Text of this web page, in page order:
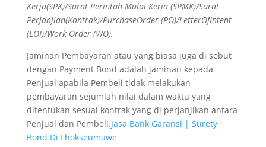
Kerja(SPK)/Surat Perintah Mulai Kerja (SPMK)/Surat
Perjanjian(Kontrak)/PurchaseOrder (PO)/LetterOfIntent
(LOI)/Work Order (WO).
Jaminan Pembayaran atau yang biasa juga di sebut
dengan Payment Bond adalah jaminan kepada
Penjual apabila Pembeli tidak melakukan
pembayaran sejumlah nilai dalam waktu yang
ditentukan sesuai kontrak yang di perjanjikan antara
Penjual dan Pembeli.Jasa Bank Garansi | Surety
Bond Di Lhokseumawe